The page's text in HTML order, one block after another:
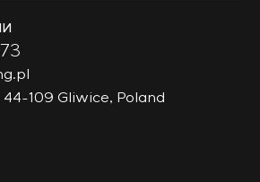
109 Gliwice, Poland